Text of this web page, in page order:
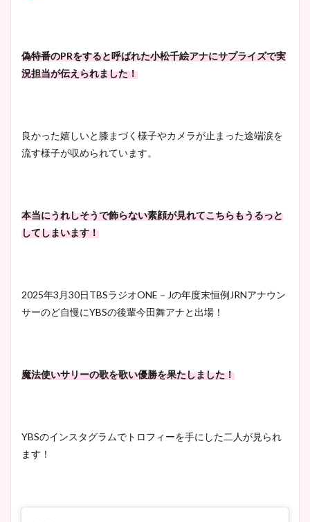
偽特番のPRをすると呼ばれた小松千絵アナにサプライズで実
況担当が伝えられました！
良かった嬉しいと膝まづく様子やカメラが止まった途端涙を
流す様子が収められています。
本当にうれしそうで飾らない素顔が見れてこちらもうるっと
してしまいます！
2025年3月30日TBSラジオONE－Jの年度末恒例JRNアナウン
サーのど自慢にYBSの後輩今田舞アナと出場！
魔法使いサリーの歌を歌い優勝を果たしました！
YBSのインスタグラムでトロフィーを手にした二人が見られ
ます！